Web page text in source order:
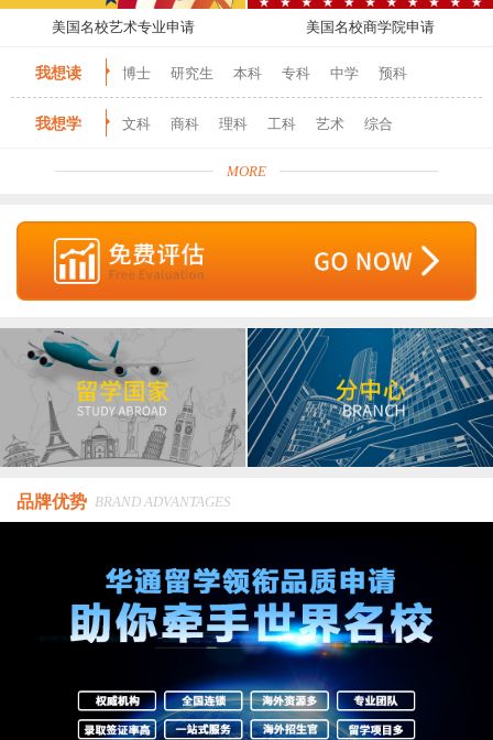
美国名校艺术专业申请 美国名校商学院申请
我想读 博士 研究生 本科 专科 中学 预科
我想学 文科 商科 理科 工科 艺术 综合
MORE
品牌优势 BRAND ADVANTAGES